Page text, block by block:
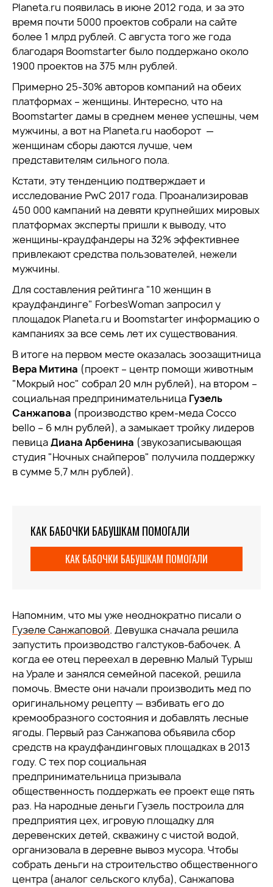
Planeta.ru появилась в июне 2012 года, и за это
время почти 5000 проектов собрали на сайте
более 1 млрд рублей. С августа того же года
благодаря Boomstarter было поддержано около
1900 проектов на 375 млн рублей.
Примерно 25-30% авторов компаний на обеих
платформах – женщины. Интересно, что на
Boomstarter дамы в среднем менее успешны, чем
мужчины, а вот на Planeta.ru наоборот —
женщинам сборы даются лучше, чем
представителям сильного пола.
Кстати, эту тенденцию подтверждает и
исследование PwC 2017 года. Проанализировав
450 000 кампаний на девяти крупнейших мировых
платформах эксперты пришли к выводу, что
женщины-краудфандеры на 32% эффективнее
привлекают средства пользователей, нежели
мужчины.
Для составления рейтинга "10 женщин в
краудфандинге" ForbesWoman запросил у
площадок Planeta.ru и Boomstarter информацию о
кампаниях за все семь лет их существования.
В итоге на первом месте оказалась зоозащитница
Вера Митина (проект – центр помощи животным
"Мокрый нос" собрал 20 млн рублей), на втором –
социальная предпринимательница Гузель
Санжапова (производство крем-меда Cocco
bello – 6 млн рублей), а замыкает тройку лидеров
певицаДиана Арбенина (звукозаписывающая
студия "Ночных снайперов" получила поддержку
в сумме 5,7 млн рублей).
КАК БАБОЧКИ БАБУШКАМ ПОМОГАЛИ
КАК БАБОЧКИ БАБУШКАМ ПОМОГАЛИ
Напомним, что мы уже неоднократно писали о
Гузеле Санжаповой. Девушка сначала решила
запустить производство галстуков-бабочек. А
когда ее отец переехал в деревню Малый Турыш
на Урале и занялся семейной пасекой, решила
помочь. Вместе они начали производить мед по
оригинальному рецепту — взбивать его до
кремообразного состояния и добавлять лесные
ягоды. Первый раз Санжапова объявила сбор
средств на краудфандинговых площадках в 2013
году. С тех пор социальная
предпринимательница призывала
общественность поддержать ее проект еще пять
раз. На народные деньги Гузель построила для
предприятия цех, игровую площадку для
деревенских детей, скважину с чистой водой,
организовала в деревне вывоз мусора. Чтобы
собрать деньги на строительство общественного
центра (аналог сельского клуба), Санжапова